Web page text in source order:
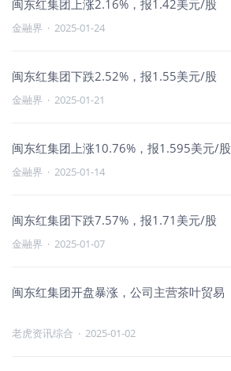
闽东红集团上涨2.16%，报1.42美元/股
金融界 · 2025-01-24
闽东红集团下跌2.52%，报1.55美元/股
金融界 · 2025-01-21
闽东红集团上涨10.76%，报1.595美元/股
金融界 · 2025-01-14
闽东红集团下跌7.57%，报1.71美元/股
金融界 · 2025-01-07
闽东红集团开盘暴涨，公司主营茶叶贸易
老虎资讯综合 · 2025-01-02